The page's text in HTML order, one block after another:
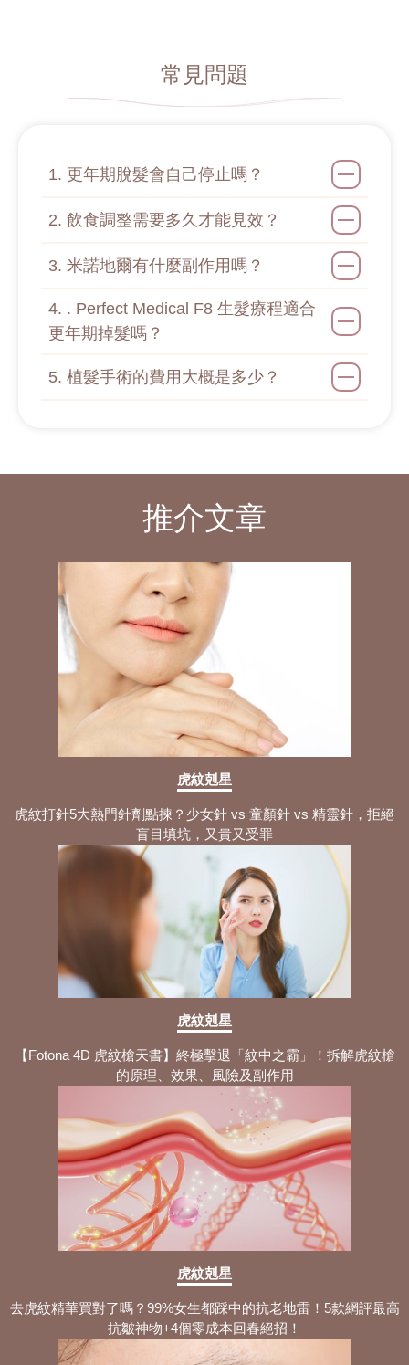
常見問題
1. 更年期脫髮會自己停止嗎？
2. 飲食調整需要多久才能見效？
3. 米諾地爾有什麼副作用嗎？
4. . Perfect Medical F8 生髮療程適合
更年期掉髮嗎？
5. 植髮手術的費用大概是多少？
推介文章
虎紋剋星
虎紋打針5大熱門針劑點揀？少女針 vs 童顏針 vs 精靈針，拒絕
盲目填坑，又貴又受罪
虎紋剋星
【Fotona 4D 虎紋槍天書】終極擊退「紋中之霸」！拆解虎紋槍
的原理、效果、風險及副作用
虎紋剋星
去虎紋精華買對了嗎？99%女生都踩中的抗老地雷！5款網評最高
抗皺神物+4個零成本回春絕招！